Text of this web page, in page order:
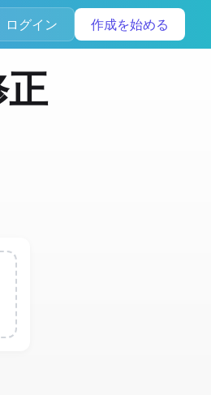
ログイン 作成を始める